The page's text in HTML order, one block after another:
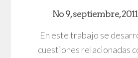
No 9, septiembre, 2011
En este trabajo se
cuestiones relacionadas